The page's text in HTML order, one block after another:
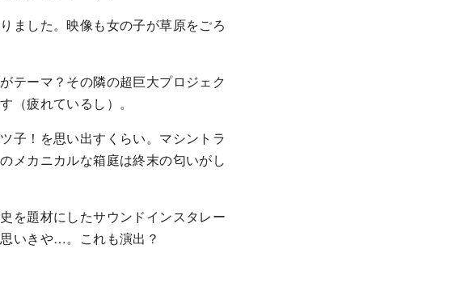
ました。映像も女の子が草原をごろ
テーマ？その隣の超巨大プロジェク
（疲れているし）。
子！を思い出すくらい。マシントラ
メカニカルな箱庭は終末の匂いがし
を題材にしたサウンドインスタレー
いきや…。これも演出？